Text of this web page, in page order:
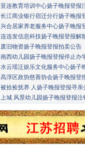
亚连教育培训中心扬子晚报登报
长江商业银行宿迁分行扬子晚报
兴合居家养老服务中心扬子晚报
连连发信息科技扬子晚报登报解
废旧物资扬子晚报登报拍卖公告
南西幼儿园扬子晚报登报停止办
水云瑶泛娱乐文化服务中心扬子
高淳区政协慈善协会扬子晚报登
被拾捡抚养 人扬子晚报登报寻亲
上城 风景幼儿园扬子晚报登报注